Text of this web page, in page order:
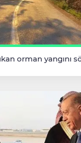
orman yangını